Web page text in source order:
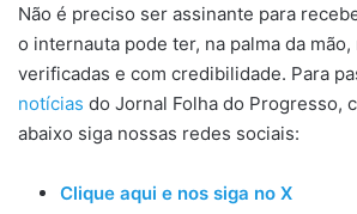
Não é preciso ser assinante para
o internauta pode ter, na palma da mão,
verificadas e com credibilidade. Para
notícias do Jornal Folha do Progresso,
abaixo siga nossas redes sociais:
Clique aqui e nos siga no X